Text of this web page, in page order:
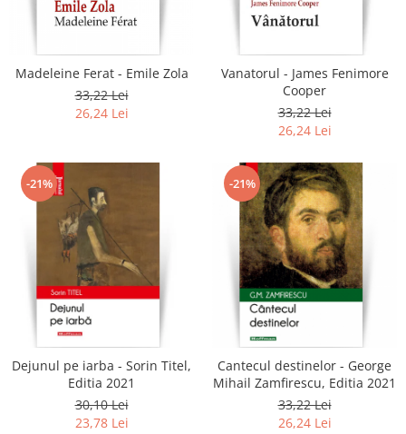
Madeleine Ferat - Emile Zola
33,22 Lei
26,24 Lei
Vanatorul - James Fenimore
Cooper
33,22 Lei
26,24 Lei
-21%
Dejunul pe iarba - Sorin Titel,
Editia 2021
30,10 Lei
23,78 Lei
-21%
Cantecul destinelor - George
Mihail Zamfirescu, Editia 2021
33,22 Lei
26,24 Lei